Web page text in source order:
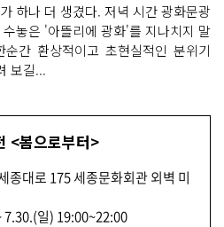
하나 더 생겼다. 저녁 시간 광화문광
놓은 '아뜰리에 광화'를 지나치지 말
간 환상적이고 초현실적인 분위기
보길...
<봄으로부터>
대로 175 세종문화회관 외벽 미
일) 19:00~22:00